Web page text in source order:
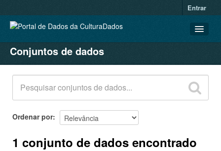
Entrar
CONJUNTOS DE DADOS
ORGANIZAÇÕES
GRUPOS
SOBRE
Conjuntos de dados
Ordenar por
1 conjunto de dados encontrado